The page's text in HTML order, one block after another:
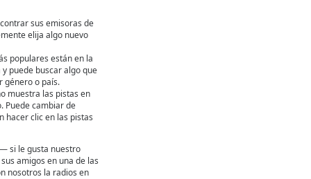
sus emisoras de
elija algo nuevo
populares están en la
puede buscar algo que
género o país.
muestra las pistas en
Puede cambiar de
hacer clic en las pistas
si le gusta nuestro
amigos en una de las
nosotros la radios en